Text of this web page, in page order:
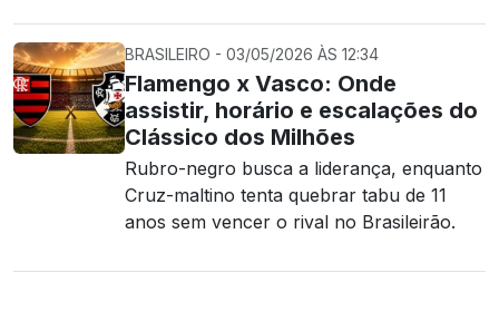
BRASILEIRO - 03/05/2026 ÀS 12:34
Flamengo x Vasco: Onde
assistir, horário e escalações do
Clássico dos Milhões
Rubro-negro busca a liderança, enquanto
Cruz-maltino tenta quebrar tabu de 11
anos sem vencer o rival no Brasileirão.